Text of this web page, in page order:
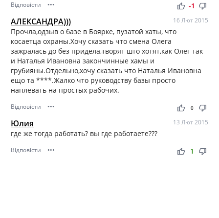
Відповісти ••• thumb_up thumb_down
-1
АЛЕКСАНДРА))) 16 Лют 2015
Прочла,одзыв о базе в Боярке, пузатой хаты, что
косаетца охраны.Хочу сказать что смена Олега
зажралась до без придела,творят што хотят,как Олег так
и Наталья Ивановна закончинные хамы и
грубияны.Отдельно,хочу сказать что Наталья Ивановна
ещо та ****.Жалко что руководству базы просто
наплевать на простых рабочих.
Відповісти ••• thumb_up thumb_down
0
Юлия 13 Лют 2015
где же тогда работать? вы где работаете???
Відповісти ••• thumb_up thumb_down
1